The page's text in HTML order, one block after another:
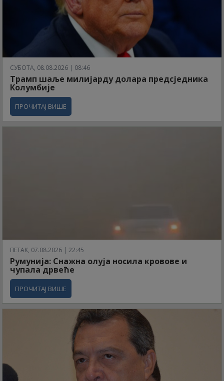
СУБОТА, 08.08.2026 | 08:46
Трамп шаље милијарду долара предсједника
Колумбије
ПРОЧИТАЈ ВИШЕ
ПЕТАК, 07.08.2026 | 22:45
Румунија: Снажна олуја носила кровове и
чупала дрвеће
ПРОЧИТАЈ ВИШЕ